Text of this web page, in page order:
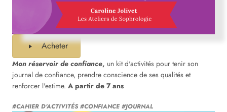
Acheter
Mon réservoir de confiance, un kit d'activités pour tenir son
journal de confiance, prendre conscience de ses qualités et
renforcer l'estime. A partir de 7 ans
#CAHIER D'ACTIVITÉS #CONFIANCE #JOURNAL